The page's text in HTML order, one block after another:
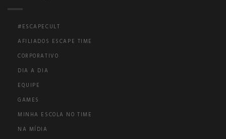
#ESCAPECULT
AFILIADOS ESCAPE TIME
CORPORATIVO
DIA A DIA
EQUIPE
GAMES
MINHA ESCOLA NO TIME
NA MÍDIA